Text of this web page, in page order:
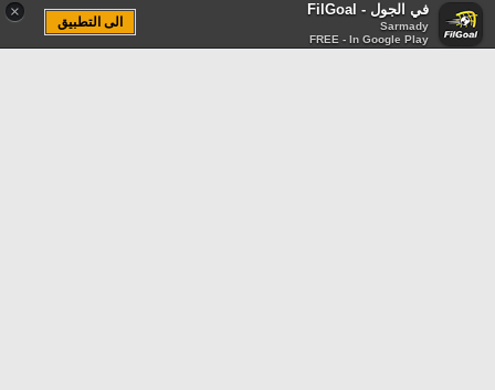
× في الجول - FilGoal
Sarmady
FREE - In Google Play
الى التطبيق